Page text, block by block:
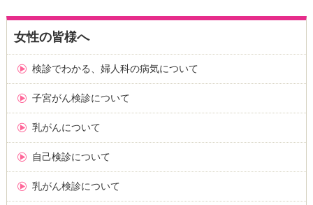
女性の皆様へ
検診でわかる、婦人科の病気について
子宮がん検診について
乳がんについて
自己検診について
乳がん検診について